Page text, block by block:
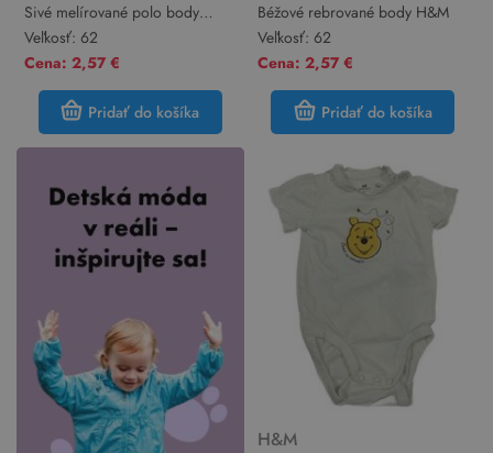
Sivé melírované polo body
H&M
Veľkosť: 62
Cena: 2,57 €
Pridať do košíka
Béžové rebrované body H&M
Veľkosť: 62
Cena: 2,57 €
Pridať do košíka
H&M